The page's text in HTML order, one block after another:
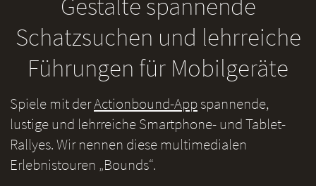
Gestalte spannende
Schatzsuchen und lehrreiche
Führungen für Mobilgeräte
Spiele mit derActionbound-Appspannende,
lustige und lehrreiche Smartphone- und Tablet-
Rallyes. Wir nennen diese multimedialen
Erlebnistouren „Bounds“.